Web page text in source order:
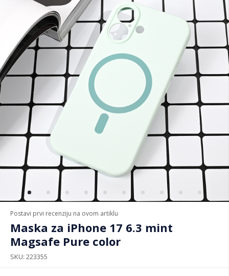
Postavi prvi recenziju na ovom artiklu
Maska za iPhone 17 6.3 mint
Magsafe Pure color
SKU 223355